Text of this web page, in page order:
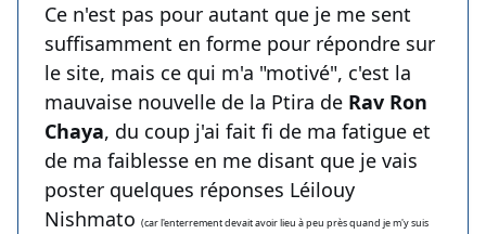
Ce n'est pas pour autant que je me sent
suffisamment en forme pour répondre sur
le site, mais ce qui m'a "motivé", c'est la
mauvaise nouvelle de la Ptira de Rav Ron
Chaya, du coup j'ai fait fi de ma fatigue et
de ma faiblesse en me disant que je vais
poster quelques réponses Léilouy
Nishmato (car l'enterrement devait avoir lieu à peu près quand je m'y suis